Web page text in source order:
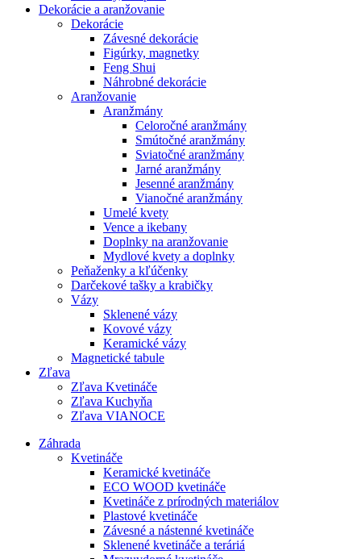
Dekorácie a aranžovanie
Dekorácie
Závesné dekorácie
Figúrky, magnetky
Feng Shui
Náhrobné dekorácie
Aranžovanie
Aranžmány
Celoročné aranžmány
Smútočné aranžmány
Sviatočné aranžmány
Jarné aranžmány
Jesenné aranžmány
Vianočné aranžmány
Umelé kvety
Vence a ikebany
Doplnky na aranžovanie
Mydlové kvety a doplnky
Peňaženky a kľúčenky
Darčekové tašky a krabičky
Vázy
Sklenené vázy
Kovové vázy
Keramické vázy
Magnetické tabule
Zľava
Zľava Kvetináče
Zľava Kuchyňa
Zľava VIANOCE
Záhrada
Kvetináče
Keramické kvetináče
ECO WOOD kvetináče
Kvetináče z prírodných materiálov
Plastové kvetináče
Závesné a nástenné kvetináče
Sklenené kvetináče a teráriá